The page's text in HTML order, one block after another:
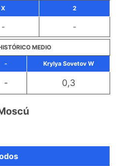
X 2
- -
MEDIO
- Krylya Sovetov W
- 0,3